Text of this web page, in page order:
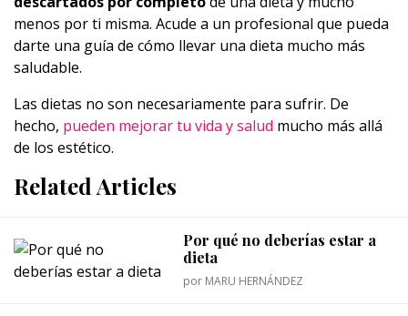
menos por ti misma. Acude a un profesional que pueda
darte una guía de cómo llevar una dieta mucho más
saludable.
Las dietas no son necesariamente para sufrir. De
hecho, pueden mejorar tu vida y salud mucho más allá
de los estético.
Related Articles
Por qué no deberías estar a
dieta
por MARU HERNÁNDEZ